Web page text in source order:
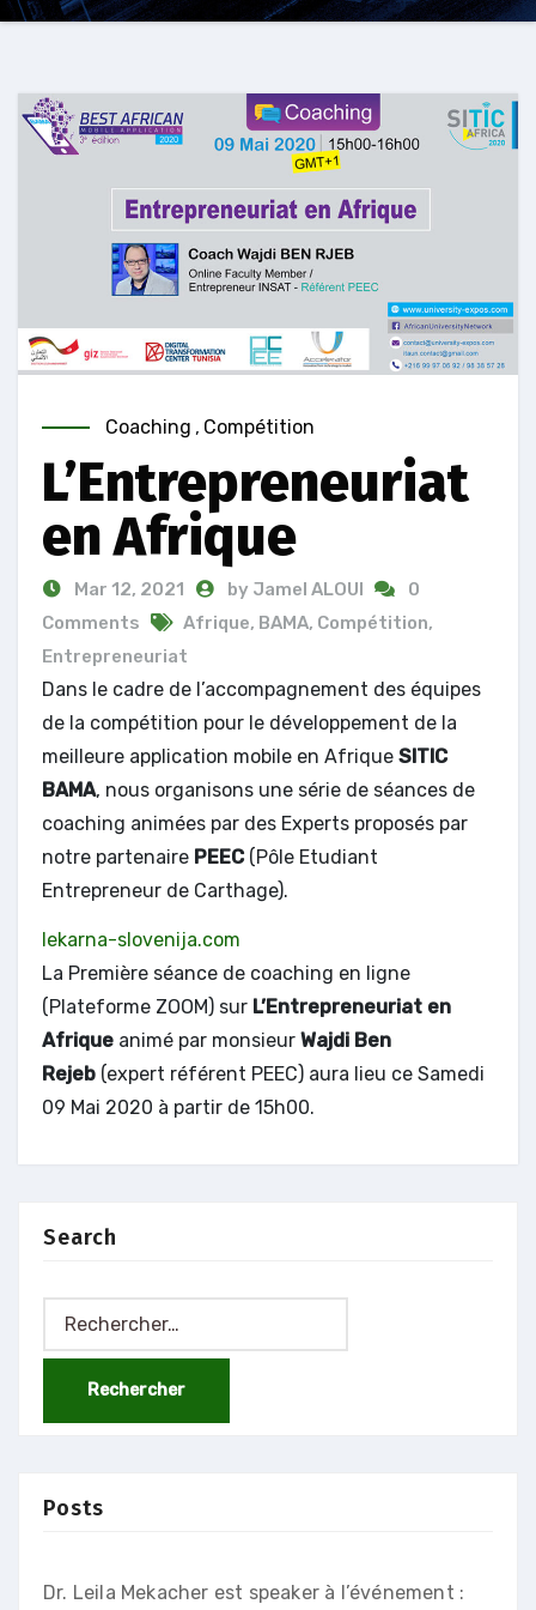
Coaching , Compétition
L’Entrepreneuriat
en Afrique
Mar 12, 2021 by Jamel ALOUI
0
Comments
Afrique, BAMA, Compétition,
Entrepreneuriat
Dans le cadre de l’accompagnement des équipes
de la compétition pour le développement de la
meilleure application mobile en Afrique SITIC
BAMA, nous organisons une série de séances de
coaching animées par des Experts proposés par
notre partenaire PEEC (Pôle Etudiant
Entrepreneur de Carthage).
lekarna-slovenija.com
La Première séance de coaching en ligne
(Plateforme ZOOM) sur L’Entrepreneuriat en
Afrique animé par monsieur Wajdi Ben
Rejeb (expert référent PEEC) aura lieu ce Samedi
09 Mai 2020 à partir de 15h00.
Search
Rechercher :
Posts
Dr. Leila Mekacher est speaker à l’événement :